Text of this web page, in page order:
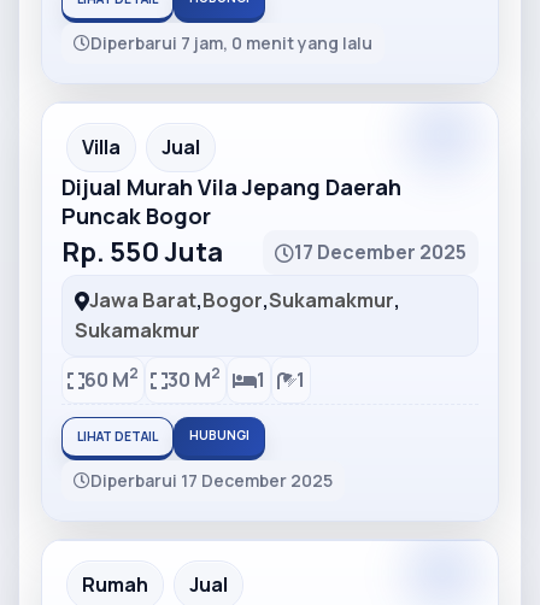
Diperbarui 7 jam, 0 menit yang lalu
Partner Ad
Villa Jual
Dijual Murah Vila Jepang Daerah
Puncak Bogor
Rp. 550 Juta
17 December 2025
Jawa Barat,Bogor,Sukamakmur,
Sukamakmur
60 M2 30 M2 1 1
LIHAT DETAIL HUBUNGI
Diperbarui 17 December 2025
Partner Ad
Rumah Jual